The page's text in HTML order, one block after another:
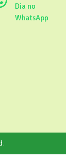
Dia no
WhatsApp